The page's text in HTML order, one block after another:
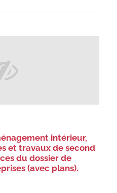
intérieur,
et travaux de second
du dossier de
(avec plans).